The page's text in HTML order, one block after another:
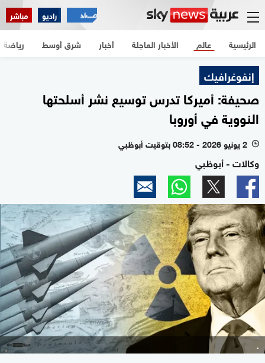
راديو مباشر
الرئيسية الأخبار العاجلة أخبار شرق أوسط عالم رياضة
إنفوغرافيك
صحيفة: أميركا تدرس توسيع نشر أسلحتها
النووية في أوروبا
l 2 يونيو 2026 - 08:52 بتوقيت أبوظبي
وكالات - أبوظبي
.